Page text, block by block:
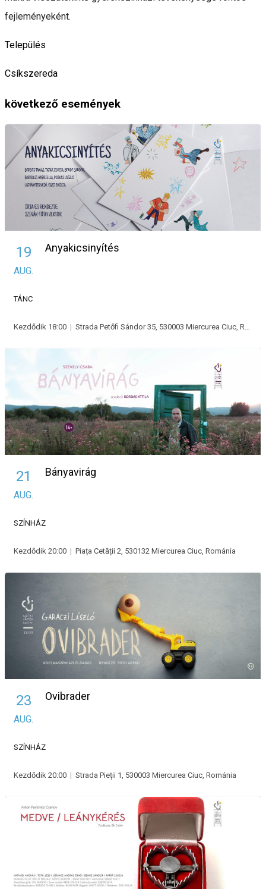
fejleményeként.
Település
Csíkszereda
következő események
19
AUG.
Anyakicsinyítés
TÁNC
Kezdődik 18:00 | Strada Petőfi Sándor 35, 530003 Miercurea Ciuc, Románia
21
AUG.
Bányavirág
SZÍNHÁZ
Kezdődik 20:00 | Piața Cetății 2, 530132 Miercurea Ciuc, Románia
23
AUG.
Ovibrader
SZÍNHÁZ
Kezdődik 20:00 | Strada Pieții 1, 530003 Miercurea Ciuc, Románia